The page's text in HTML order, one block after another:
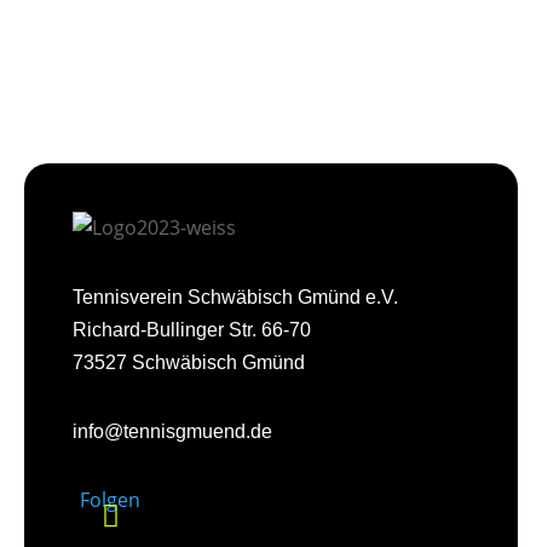
Tennisverein Schwäbisch Gmünd e.V.
Richard-Bullinger Str. 66-70
73527 Schwäbisch Gmünd
info@tennisgmuend.de
Folgen